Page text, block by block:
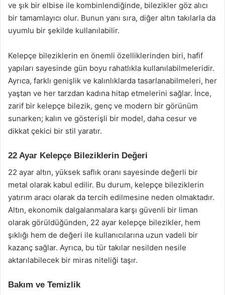
ve şık bir elbise ile kombinlendiğinde, bilezikler göz alıcı
bir tamamlayıcı olur. Bunun yanı sıra, diğer altın takılarla da
uyumlu bir şekilde kullanılabilir.
Kelepçe bileziklerin en önemli özelliklerinden biri, hafif
yapıları sayesinde gün boyu rahatlıkla kullanılabilmeleridir.
Ayrıca, farklı genişlik ve kalınlıklarda tasarlanabilmeleri, her
yaştan ve her tarzdan kadına hitap etmelerini sağlar. İnce,
zarif bir kelepçe bilezik, genç ve modern bir görünüm
sunarken; kalın ve gösterişli bir model, daha cesur ve
dikkat çekici bir stil yaratır.
22 Ayar Kelepçe Bileziklerin Değeri
22 ayar altın, yüksek saflık oranı sayesinde değerli bir
metal olarak kabul edilir. Bu durum, kelepçe bileziklerin
yatırım aracı olarak da tercih edilmesine neden olmaktadır.
Altın, ekonomik dalgalanmalara karşı güvenli bir liman
olarak görüldüğünden, 22 ayar kelepçe bilezikler, hem
şıklığı hem de değeri ile kullanıcılarına uzun vadeli bir
kazanç sağlar. Ayrıca, bu tür takılar nesilden nesile
aktarılabilecek bir miras niteliği taşır.
Bakım ve Temizlik